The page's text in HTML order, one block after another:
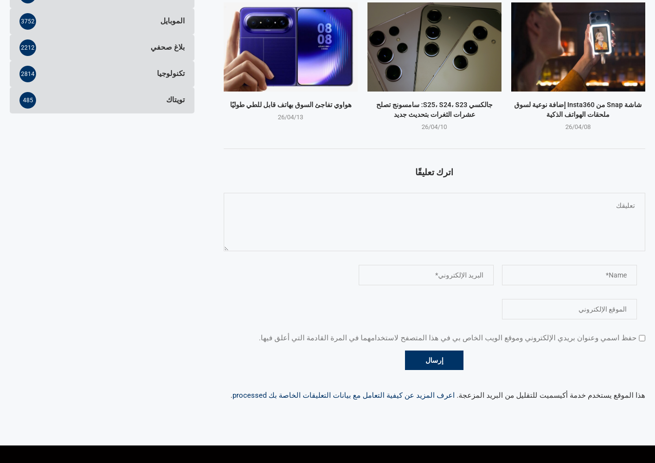
هواوي تفاجئ السوق بهاتف قابل للطي طوليًا
26/04/13
جالكسي S25، S24، S23: سامسونج تصلح
عشرات الثغرات بتحديث جديد
26/04/10
شاشة Snap من Insta360 إضافة نوعية لسوق
ملحقات الهواتف الذكية
26/04/08
اترك تعليقًا
حفظ اسمي وعنوان بريدي الإلكتروني وموقع الويب الخاص بي في هذا المتصفح لاستخدامهما في المرة القادمة التي أعلق فيها.
هذا الموقع يستخدم خدمة أكيسميت للتقليل من البريد المزعجة. اعرف المزيد عن كيفية التعامل مع بيانات التعليقات الخاصة بك processed .
الموبايل 3752
بلاغ صحفي 2212
تكنولوجيا 2814
تويتاك 485